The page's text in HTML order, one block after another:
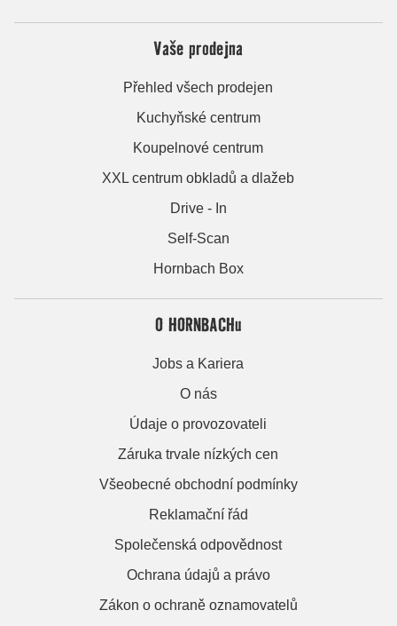
Vaše prodejna
Přehled všech prodejen
Kuchyňské centrum
Koupelnové centrum
XXL centrum obkladů a dlažeb
Drive - In
Self-Scan
Hornbach Box
O HORNBACHu
Jobs a Kariera
O nás
Údaje o provozovateli
Záruka trvale nízkých cen
Všeobecné obchodní podmínky
Reklamační řád
Společenská odpovědnost
Ochrana údajů a právo
Zákon o ochraně oznamovatelů